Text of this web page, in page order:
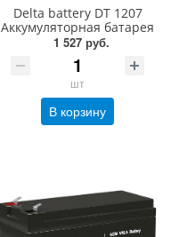
Delta battery DT 1207
Аккумуляторная батарея
1 527 руб.
шт
В корзину